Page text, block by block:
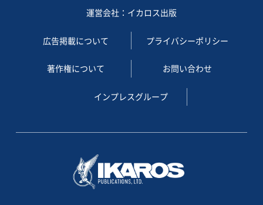
運営会社：イカロス出版
広告掲載について プライバシーポリシー
著作権について お問い合わせ
インプレスグループ